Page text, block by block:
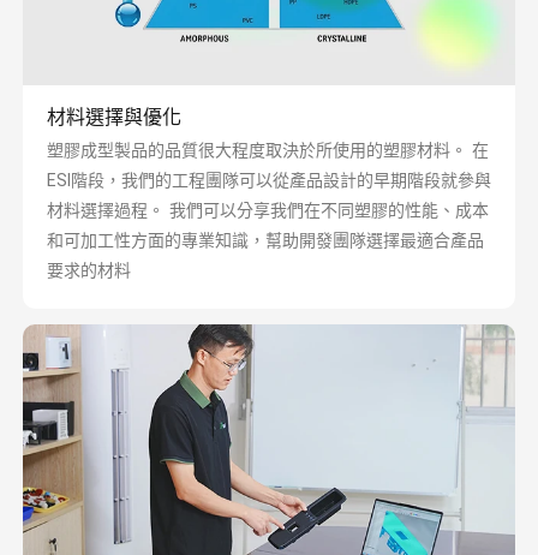
材料選擇與優化
塑膠成型製品的品質很大程度取決於所使用的塑膠材料。 在
ESI階段，我們的工程團隊可以從產品設計的早期階段就參與
材料選擇過程。 我們可以分享我們在不同塑膠的性能、成本
和可加工性方面的專業知識，幫助開發團隊選擇最適合產品
要求的材料